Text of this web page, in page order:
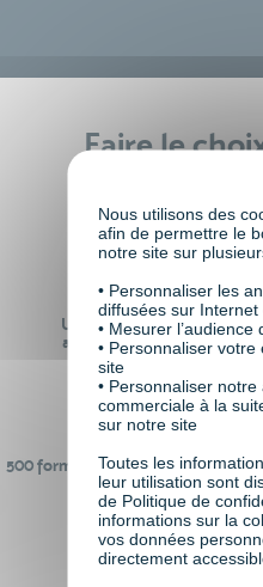
Faire le
Un réseau de 22 000
anciens participants
500 formations pour se préparer au
monde de demain
Nous utilisons des
afin de permettre le
notre site sur
• Personnaliser les
diffusées sur
• Mesurer
• Personnaliser
site
• Personnaliser notre
commerciale à la
sur notre site
Toutes les
leur utilisation sont
de Politique de
informations sur la
vos données
directement